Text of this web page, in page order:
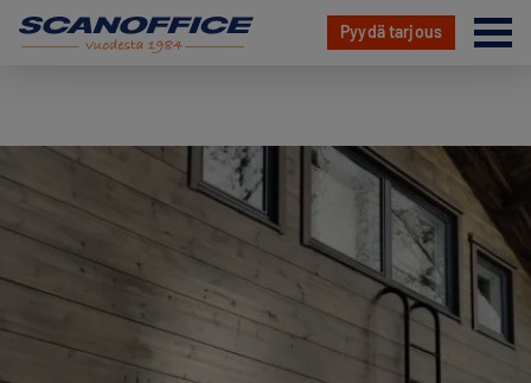
sisältöön
Pyydä tarjous